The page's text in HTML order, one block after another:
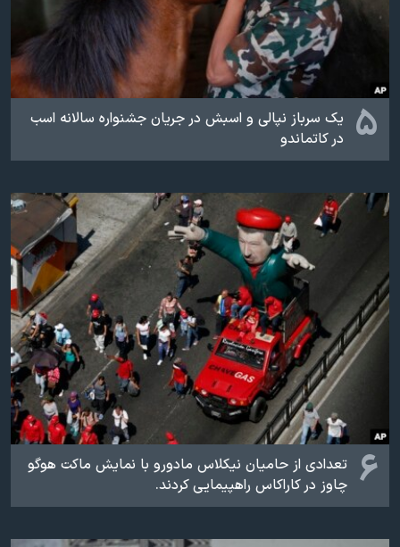
۵
یک سرباز نپالی و اسبش در جریان جشنواره سالانه اسب
در کاتماندو
۶ تعدادی از حامیان نیکلاس مادورو با نمایش ماکت هوگو
چاوز در کاراکاس راهپیمایی کردند.